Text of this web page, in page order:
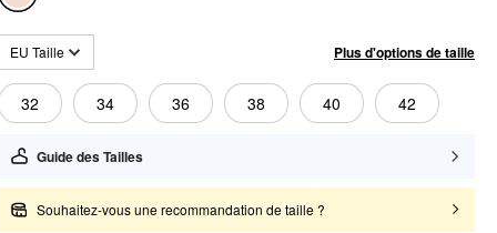
EU Taille Plus d'options de taille
32 34 36 38 40 42
Guide des Tailles
Souhaitez-vous une recommandation de taille ?